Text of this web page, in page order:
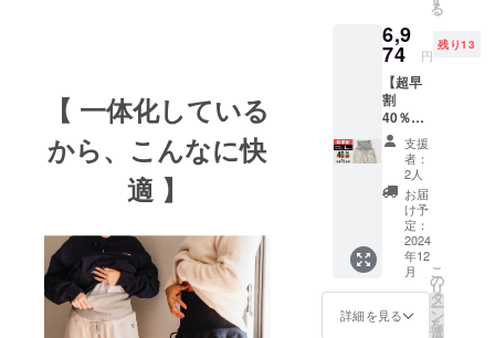
【 一体化している
から、こんなに快
適 】
デザイ
ン・仕
様は一
部変更
になる
可能性
もござ
いま
す。ご
了承く
ださ
い。 ※
ご注文
状況、
使用部
給状
期:2024
年12月
26日発
送予定
※皆様の
ご支援
により
量産効
率が向
上した
場合、
正規品
販売価
格が販
売予定
価格よ
り下が
ベー
ジュ ×
Mサイ
ズ × 1枚
先着15
名様 一
般販売
予定価
格
11,110
円 (税/
送料
770円
込) [超
早割
40％OF
F]
る
6,9
74 円
残り13
【超早
割
40％OF
F】グ
レー
ベー
ジュ × L
サイズ
【先着
15名
様】 腹
巻き付
きス
ウェッ
トパン
支援
者：
2人
お届
け予
定：
2024
年12
月
詳細を見る
こ
の
リ
タ
ー
ン
を
選